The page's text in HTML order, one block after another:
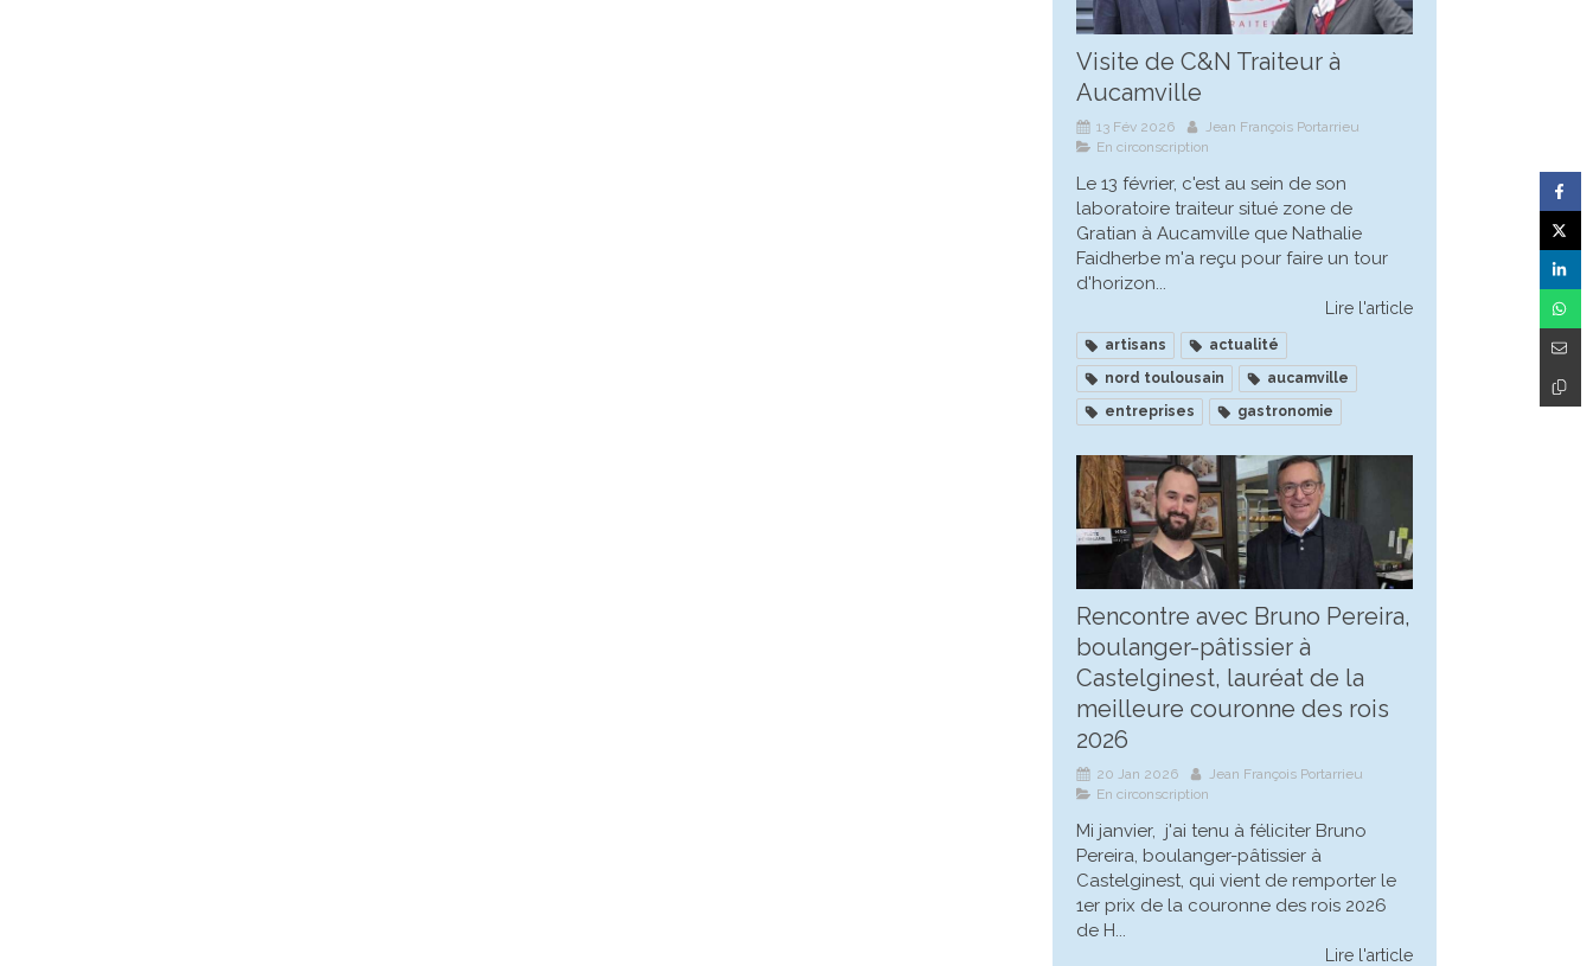
Visite de C&N Traiteur à
Aucamville
13 Fév 2026
Jean François Portarrieu
En circonscription
Le 13 février, c'est au sein de son
laboratoire traiteur situé zone de
Gratian à Aucamville que Nathalie
Faidherbe m'a reçu pour faire un tour
d'horizon...
Lire l'article
artisans
actualité
nord toulousain
aucamville
entreprises
gastronomie
Rencontre avec Bruno Pereira,
boulanger-pâtissier à
Castelginest, lauréat de la
meilleure couronne des rois
2026
20 Jan 2026
Jean François Portarrieu
En circonscription
Mi janvier, j'ai tenu à féliciter Bruno
Pereira, boulanger-pâtissier à
Castelginest, qui vient de remporter le
1er prix de la couronne des rois 2026
de H...
Lire l'article